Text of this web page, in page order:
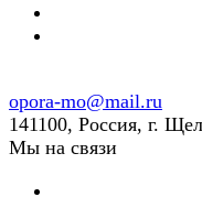
opora-mo@mail.ru
141100, Россия, г.
Мы на связи